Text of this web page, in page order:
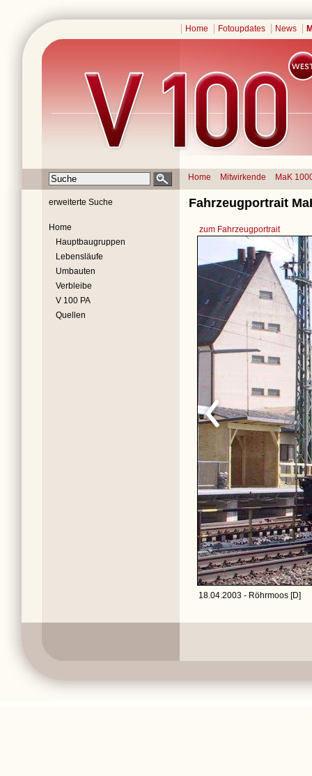
Home Fotoupdates News
Home Mitwirkende MaK
erweiterte Suche
Home
Hauptbaugruppen
Lebensläufe
Umbauten
Verbleibe
V 100 PA
Quellen
Fahrzeugportrait
zum Fahrzeugportrait
18.04.2003 - Röhrmoos [D]